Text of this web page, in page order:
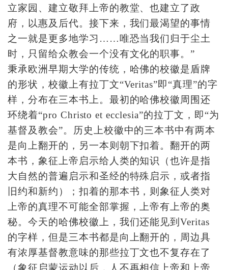
立家园、建立敬拜上帝的教堂、也建立了政
府，以惠及后代。接下来，我们最渴望的事情
之一就是更多地学习……唯恐当我们归于尘土
时，只留给众教会一个没有文化的职事。”
秉承欧洲早期大学的传统，哈佛的校徽是盾牌
的形状，校徽上有拉丁文“Veritas”即“真理”的字
样，分布在三本书上。最初的哈佛校徽周围还
环绕着“pro Christo et ecclesia”的拉丁文，即“为
基督及教会”。历史上校徽中的三本书中有两本
是向上翻开的，另一本则朝下扣着。翻开的两
本书，象征上帝启示给人类的知识（也许是指
大自然的普遍启示和圣经的特殊启示，或者指
旧约和新约）；扣着的那本书，则象征人类对
上帝的真理不可能全部掌握，上帝有上帝的奥
秘。今天的哈佛校徽上，我们还能见到Veritas
的字样，但是三本书都是向上翻开的，周边具
有浓厚基督教意味的那些拉丁文也不复存在了
（象征启蒙运动以后，人不再相信上帝和上帝